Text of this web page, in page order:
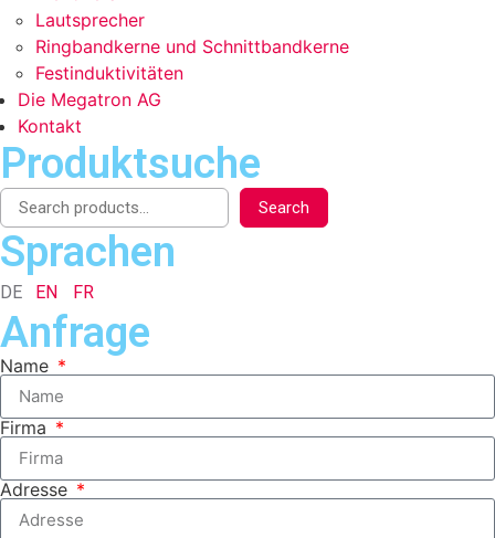
Lautsprecher
Ringbandkerne und Schnittbandkerne
Festinduktivitäten
Die Megatron AG
Kontakt
Produktsuche
Search
Sprachen
DE EN FR
Anfrage
Name
Firma
Adresse